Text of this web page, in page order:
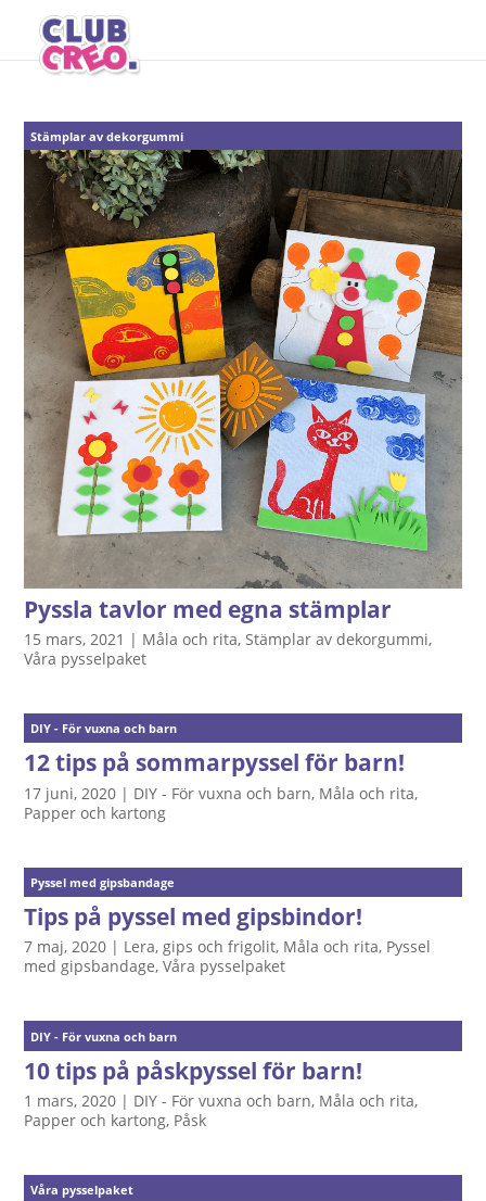
Stämplar av dekorgummi
Pyssla tavlor med egna stämplar
15 mars, 2021 | Måla och rita,Stämplar av dekorgummi,
Våra pysselpaket
DIY - För vuxna och barn
12 tips på sommarpyssel för barn!
17 juni, 2020 | DIY - För vuxna och barn, Måla och rita,
Papper och kartong
Pyssel med gipsbandage
Tips på pyssel med gipsbindor!
7 maj, 2020 | Lera, gips och frigolit, Måla och rita, Pyssel
med gipsbandage,Våra pysselpaket
DIY - För vuxna och barn
10 tips på påskpyssel för barn!
1 mars, 2020 | DIY - För vuxna och barn, Måla och rita,
Papper och kartong, Påsk
Våra pysselpaket